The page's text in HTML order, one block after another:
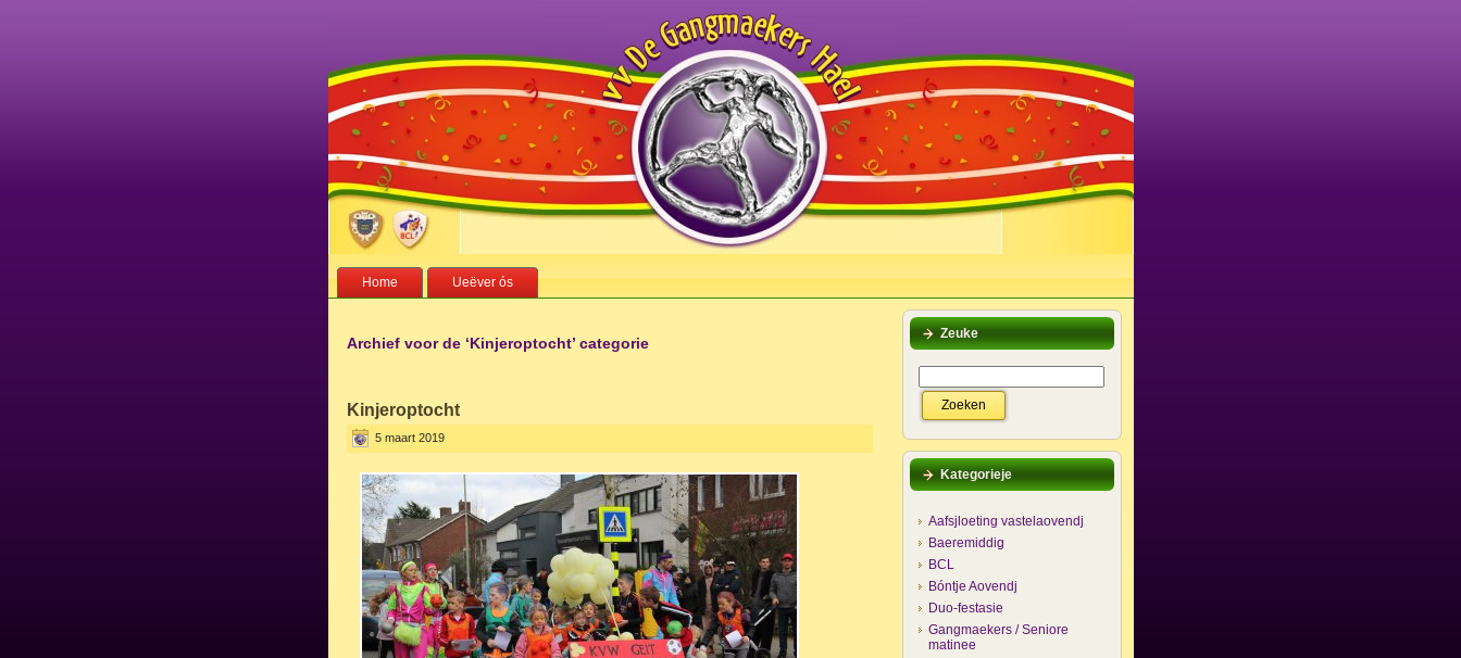
Home Ueëver ós
Archief voor de ‘Kinjeroptocht’ categorie
Kinjeroptocht
5 maart 2019
Zeuke
Kategorieje
Aafsjloeting vastelaovendj
Baeremiddig
BCL
Bóntje Aovendj
Duo-festasie
Gangmaekers / Seniore
matinee